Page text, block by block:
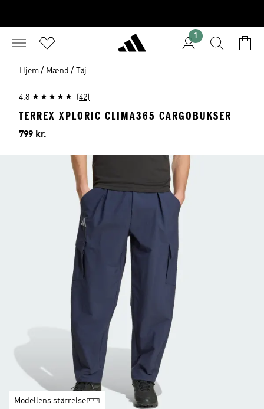
1
Hjem / Mænd / Tøj
4.8 (42)
TERREX XPLORIC CLIMA365 CARGOBUKSER
Pris
799 kr.
Modellens størrelse